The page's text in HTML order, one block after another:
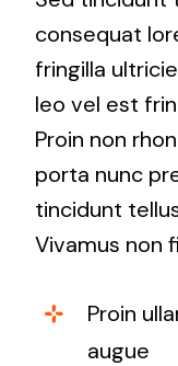
consequat
fringilla
leo vel est
Proin non
porta nunc
tincidunt
Vivamus non
Proin
augue